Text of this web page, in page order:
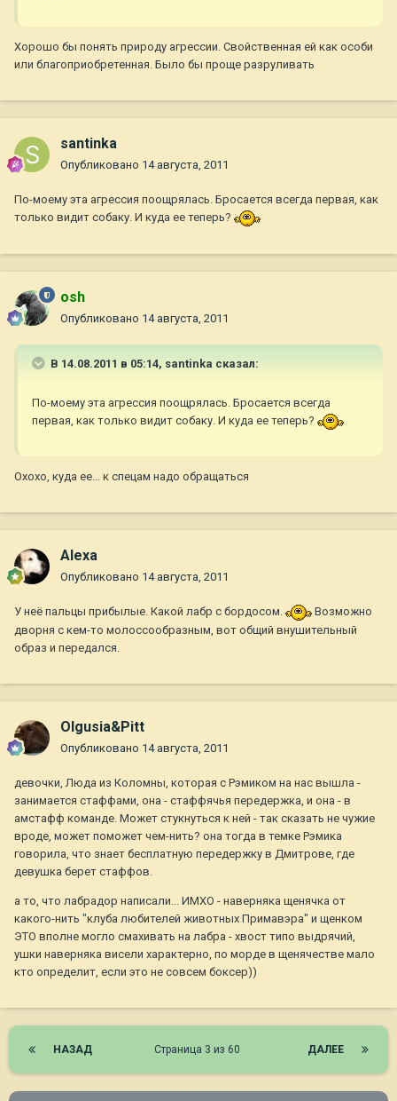
Хорошо бы понять природу агрессии. Свойственная ей как особи
или благоприобретенная. Было бы проще разруливать
santinka
Опубликовано 14 августа, 2011
По-моему эта агрессия поощрялась. Бросается всегда первая, как
только видит собаку. И куда ее теперь?
osh
Опубликовано 14 августа, 2011
В 14.08.2011 в 05:14, santinka сказал:
По-моему эта агрессия поощрялась. Бросается всегда
первая, как только видит собаку. И куда ее теперь?
Охохо, куда ее... к спецам надо обращаться
Alexa
Опубликовано 14 августа, 2011
У неё пальцы прибылые. Какой лабр с бордосом.
Возможно
дворня с кем-то молоссообразным, вот общий внушительный
образ и передался.
Olgusia&Pitt
Опубликовано 14 августа, 2011
девочки, Люда из Коломны, которая с Рэмиком на нас вышла -
занимается стаффами, она - стаффячья передержка, и она - в
амстафф команде. Может стукнуться к ней - так сказать не чужие
вроде, может поможет чем-нить? она тогда в темке Рэмика
говорила, что знает бесплатную передержку в Дмитрове, где
девушка берет стаффов.
а то, что лабрадор написали... ИМХО - наверняка щенячка от
какого-нить "клуба любителей животных Примавэра" и щенком
ЭТО вполне могло смахивать на лабра - хвост типо выдрячий,
ушки наверняка висели характерно, по морде в щенячестве мало
кто определит, если это не совсем боксер))
НАЗАД ДАЛЕЕ
Страница 3 из 60